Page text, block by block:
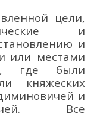
цели,
и
и
или местами
, где были
княжеских
и
. Все